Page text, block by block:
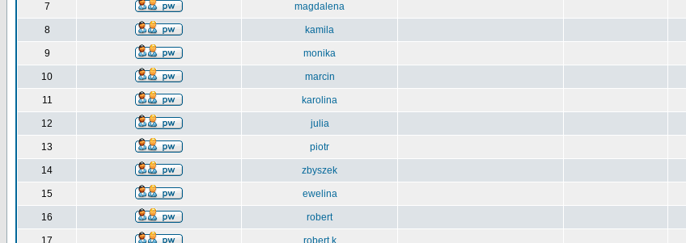
7 magdalena
8 kamila
9 monika
10 marcin
11 karolina
12 julia
13 piotr
14 zbyszek
15 ewelina
16 robert
17 robert.k